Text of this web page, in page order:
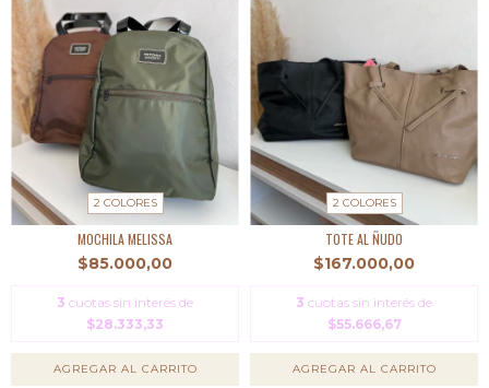
2 COLORES
MOCHILA MELISSA
$85.000,00
3 cuotas sin interés de
$28.333,33
AGREGAR AL CARRITO
2 COLORES
TOTE AL ÑUDO
$167.000,00
3 cuotas sin interés de
$55.666,67
AGREGAR AL CARRITO